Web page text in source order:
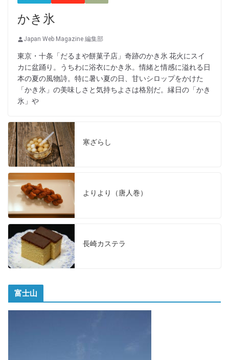
かき氷
Japan Web Magazine 編集部
東京・十条「だるまや餅菓子店」奇跡のかき氷 花火にスイ
カに盆踊り。うちわに浴衣にかき氷。情緒と情感に溢れる日
本の夏の風物詩。特に暑い夏の日、甘いシロップをかけた
「かき氷」の美味しさと気持ちよさは格別だ。縁日の「かき
氷」や
寒ざらし
よりより（唐人巻）
長崎カステラ
富士山